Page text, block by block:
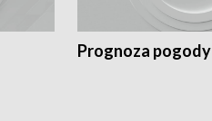
Prognoza pogody